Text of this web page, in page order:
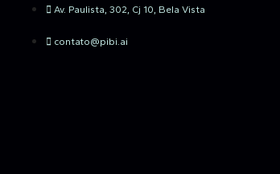
Av. Paulista, 302, Cj 10, Bela Vista
contato@pibi.ai